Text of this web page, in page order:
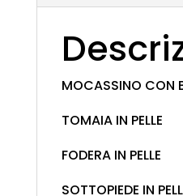
MOCASSINO CON
TOMAIA IN PELLE
FODERA IN PELLE
SOTTOPIEDE IN